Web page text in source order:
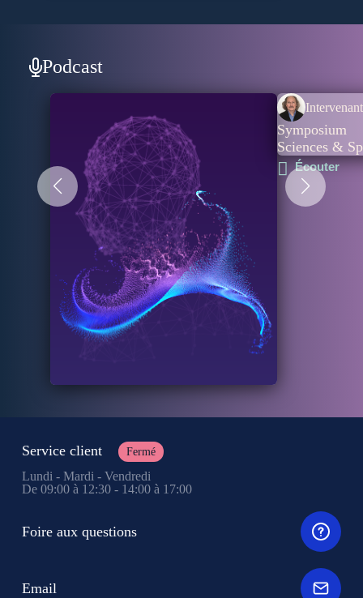
Podcast
Intervenant
Symposium
Sciences &
Écouter
Service client Fermé
Lundi - Mardi - Vendredi
De 09:00 à 12:30 - 14:00 à 17:00
Foire aux questions
Email